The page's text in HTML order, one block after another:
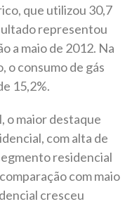
que utilizou 30,7
representou
a maio de 2012. Na
o consumo de gás
15,2%.
o maior destaque
com alta de
residencial
com maio
cresceu